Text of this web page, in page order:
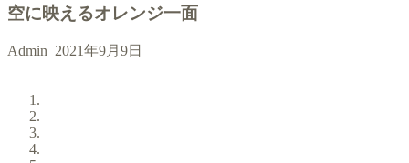
空に映えるオレンジ一面
Admin 2021年9月9日